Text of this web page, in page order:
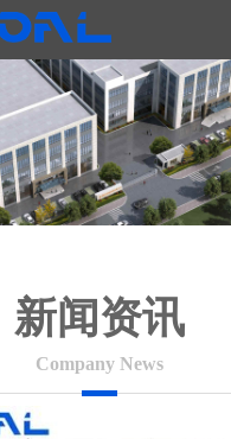
新闻资讯
Company News